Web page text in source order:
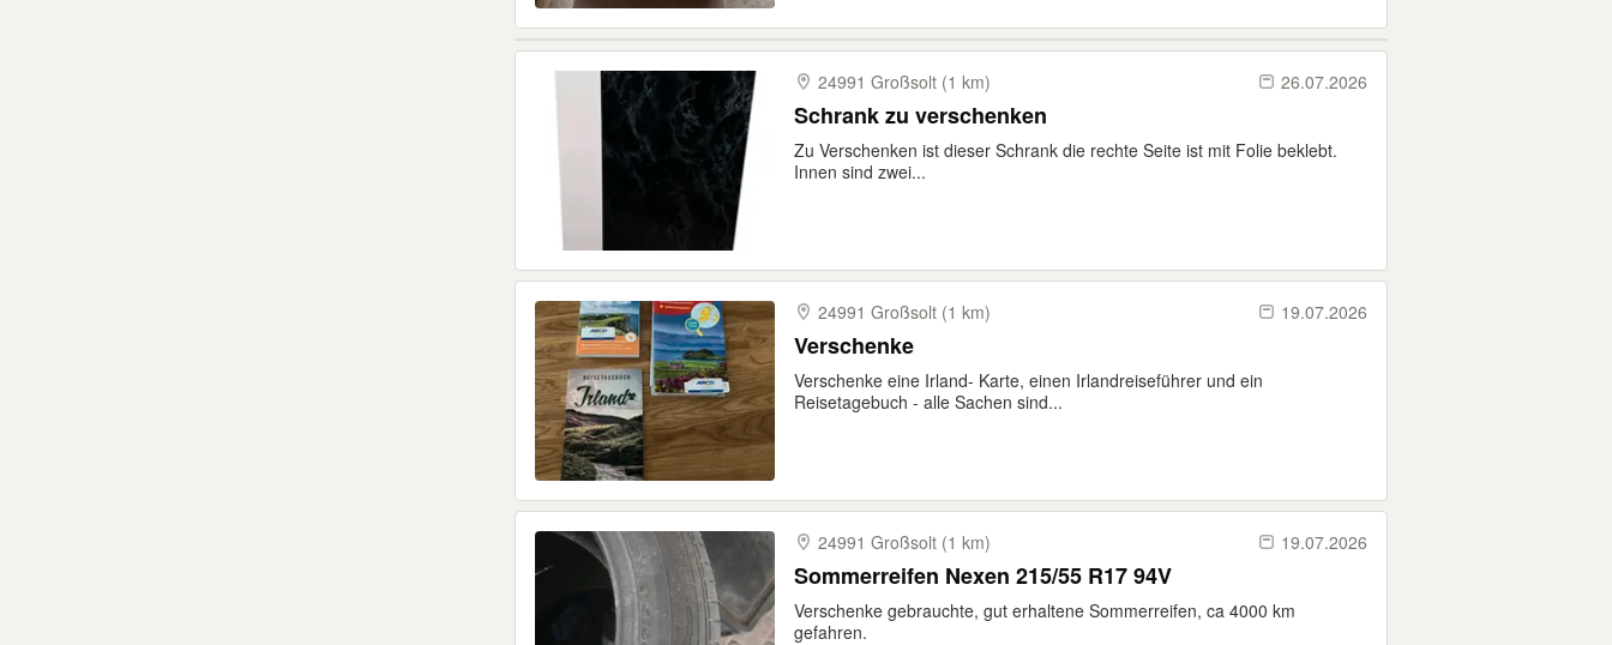
24991 Großsolt (1 km) 26.07.2026
Schrank zu verschenken
Zu Verschenken ist dieser Schrank die rechte Seite ist mit Folie beklebt.
Innen sind zwei...
24991 Großsolt (1 km) 19.07.2026
Verschenke
Verschenke eine Irland- Karte, einen Irlandreiseführer und ein
Reisetagebuch - alle Sachen sind...
24991 Großsolt (1 km) 19.07.2026
Sommerreifen Nexen 215/55 R17 94V
Verschenke gebrauchte, gut erhaltene Sommerreifen, ca 4000 km
gefahren.